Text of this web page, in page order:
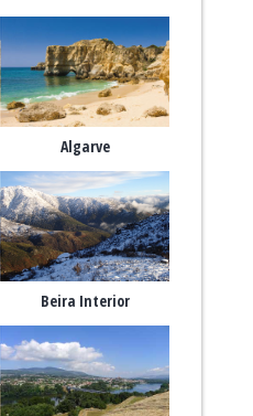
Algarve
Beira Interior